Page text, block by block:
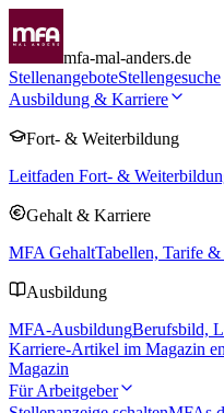
mfa-mal-anders.de
StellenangeboteStellengesuche
Ausbildung & Karriere
Fort- & Weiterbildung
Leitfaden Fort- &
Gehalt & Karriere
MFA GehaltTabellen, Tarife &
Ausbildung
MFA-AusbildungBerufsbild,
Karriere-Artikel im Magazin
Magazin
Für Arbeitgeber